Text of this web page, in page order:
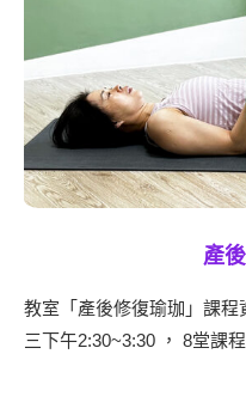
產
教室「產後修復瑜珈」課程
三下午2:30~3:30 ， 8堂課